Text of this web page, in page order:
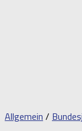
Allgemein /